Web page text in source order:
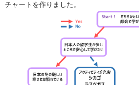
チャートを作りました。